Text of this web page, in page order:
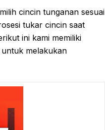
cincin tunganan sesuai
tukar cincin saat
ini kami memiliki
untuk melakukan